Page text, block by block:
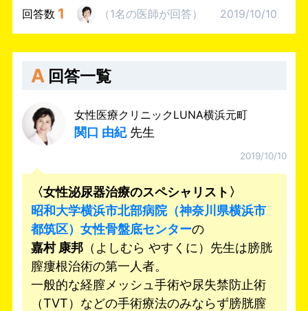
回答数 1 （1名の医師が回答） 2019/10/10
A 回答一覧
女性医療クリニックLUNA横浜元町
関口 由紀先生
2019/10/10
〈女性泌尿器治療のスペシャリスト〉
昭和大学横浜市北部病院（神奈川県横浜市
都筑区） 女性骨盤底センターの
嘉村 康邦 （よしむら やすくに）先生は膀胱
膣瘻根治術の第一人者。
一般的な経膣メッシュ手術や尿失禁防止術
（TVT）などの手術療法のみならず膀胱膣